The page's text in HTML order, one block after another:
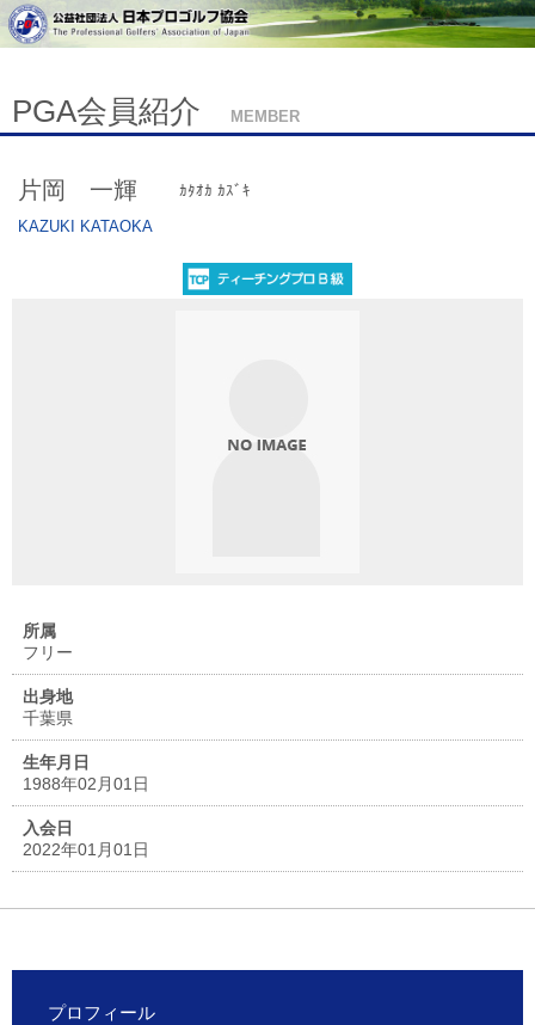
PGA会員紹介 MEMBER
片岡 一輝
ｶﾀｵｶ ｶｽﾞｷ
KAZUKI KATAOKA
所属
フリー
出身地
千葉県
生年月日
1988年02月01日
入会日
2022年01月01日
プロフィール